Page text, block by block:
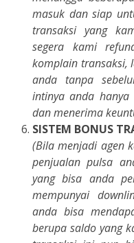
masuk dan siap
transaksi yang
segera kami
komplain transaksi,
anda tanpa
intinya anda hanya
dan menerima
SISTEM BONUS
(Bila menjadi agen
penjualan pulsa
yang bisa anda
mempunyai
anda bisa
berupa saldo yang